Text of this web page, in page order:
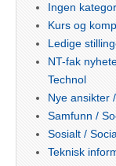
Ingen
Kurs og
Ledige
NT-fak
Technol
Nye ansikter
Samfunn /
Sosialt /
Teknisk